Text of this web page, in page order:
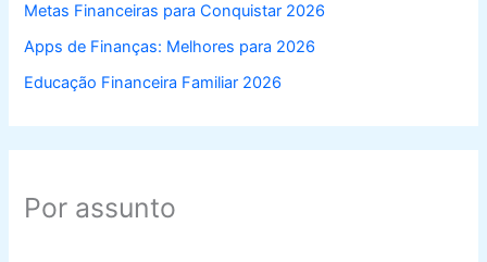
Metas Financeiras para Conquistar 2026
Apps de Finanças: Melhores para 2026
Educação Financeira Familiar 2026
Por assunto